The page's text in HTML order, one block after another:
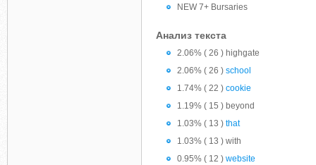
NEW 7+ Bursaries
Анализ текста
2.06% ( 26 ) highgate
2.06% ( 26 ) school
1.74% ( 22 ) cookie
1.19% ( 15 ) beyond
1.03% ( 13 ) that
1.03% ( 13 ) with
0.95% ( 12 ) website